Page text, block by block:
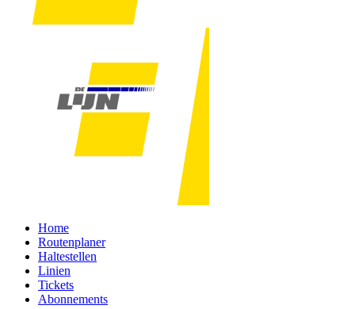
Home
Routenplaner
Haltestellen
Linien
Tickets
Abonnements